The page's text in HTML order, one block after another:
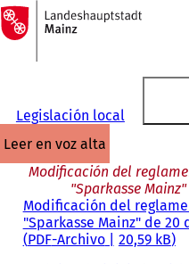
Saltar al contenido
A
la
página
Legislación local
leer en voz alta
Modificación del
"Sparkasse
Modificación del
"Sparkasse Mainz" de 20
PDF-Archivo 20,59 kB